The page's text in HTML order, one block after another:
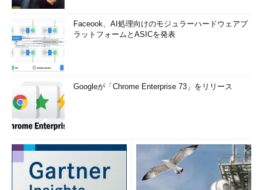
Faceook、AI処理向けのモジュラーハードウェアプ
ラットフォームとASICを発表
Googleが「Chrome Enterprise 73」をリリース